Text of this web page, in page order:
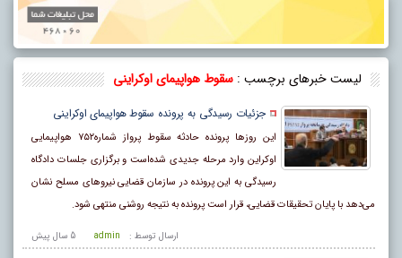
لیست خبرهای برچسب : سقوط هواپیمای اوکراینی
جزئیات رسیدگی به پرونده سقوط هواپیمای اوکراینی
این روزها پرونده حادثه سقوط پرواز شماره۷۵۲ هواپیمایی
اوکراین وارد مرحله جدیدی شده‌است و برگزاری جلسات دادگاه
رسیدگی به این پرونده در سازمان قضایی نیروهای مسلح نشان
می‌دهد با پایان تحقیقات قضایی، قرار است پرونده به نتیجه روشنی منتهی شود.
5 سال پيش ارسال توسط : admin